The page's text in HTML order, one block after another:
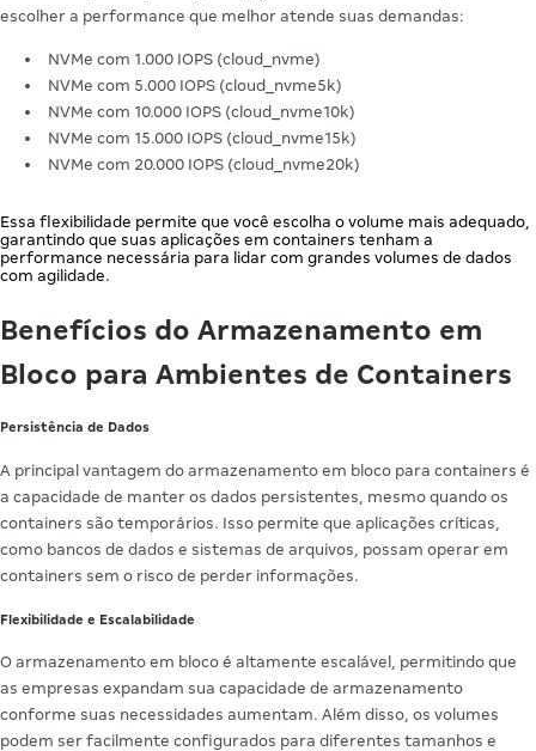
escolher a performance que melhor atende suas demandas:
NVMe com 1.000 IOPS (cloud_nvme)
NVMe com 5.000 IOPS (cloud_nvme5k)
NVMe com 10.000 IOPS (cloud_nvme10k)
NVMe com 15.000 IOPS (cloud_nvme15k)
NVMe com 20.000 IOPS (cloud_nvme20k)
Essa flexibilidade permite que você escolha o volume mais adequado,
garantindo que suas aplicações em containers tenham a
performance necessária para lidar com grandes volumes de dados
com agilidade.
Benefícios do Armazenamento em
Bloco para Ambientes de Containers
Persistência de Dados
A principal vantagem do armazenamento em bloco para containers é
a capacidade de manter os dados persistentes, mesmo quando os
containers são temporários. Isso permite que aplicações críticas,
como bancos de dados e sistemas de arquivos, possam operar em
containers sem o risco de perder informações.
Flexibilidade e Escalabilidade
O armazenamento em bloco é altamente escalável, permitindo que
as empresas expandam sua capacidade de armazenamento
conforme suas necessidades aumentam. Além disso, os volumes
podem ser facilmente configurados para diferentes tamanhos e